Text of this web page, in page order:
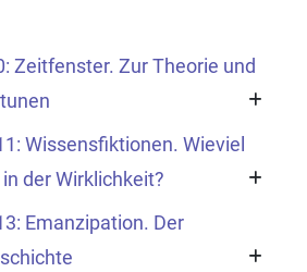
Zeitfenster. Zur Theorie und
Wissensfiktionen. Wieviel
der Wirklichkeit?
Emanzipation. Der